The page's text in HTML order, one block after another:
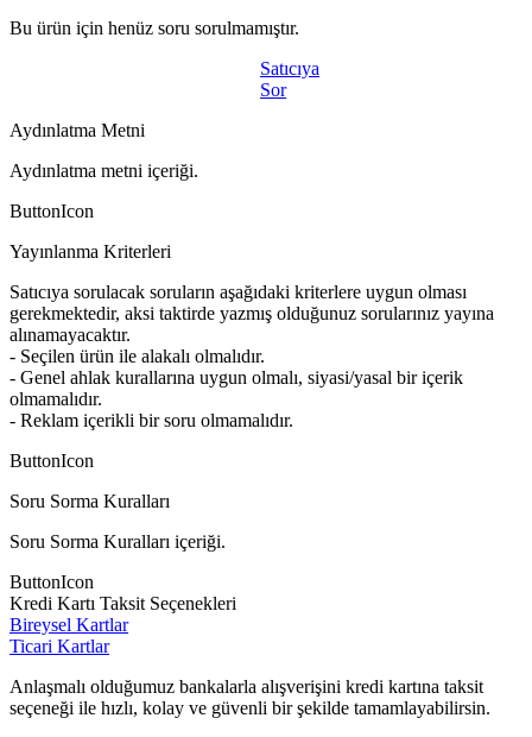
Bu ürün için henüz soru sorulmamıştır.
Satıcıya
Sor
Aydınlatma Metni
Aydınlatma metni içeriği.
ButtonIcon
Yayınlanma Kriterleri
Satıcıya sorulacak soruların aşağıdaki kriterlere uygun olması
gerekmektedir, aksi taktirde yazmış olduğunuz sorularınız yayına
alınamayacaktır.
- Seçilen ürün ile alakalı olmalıdır.
- Genel ahlak kurallarına uygun olmalı, siyasi/yasal bir içerik
olmamalıdır.
- Reklam içerikli bir soru olmamalıdır.
ButtonIcon
Soru Sorma Kuralları
Soru Sorma Kuralları içeriği.
ButtonIcon
Kredi Kartı Taksit Seçenekleri
Bireysel Kartlar
Ticari Kartlar
Anlaşmalı olduğumuz bankalarla alışverişini kredi kartına taksit
seçeneği ile hızlı, kolay ve güvenli bir şekilde tamamlayabilirsin.